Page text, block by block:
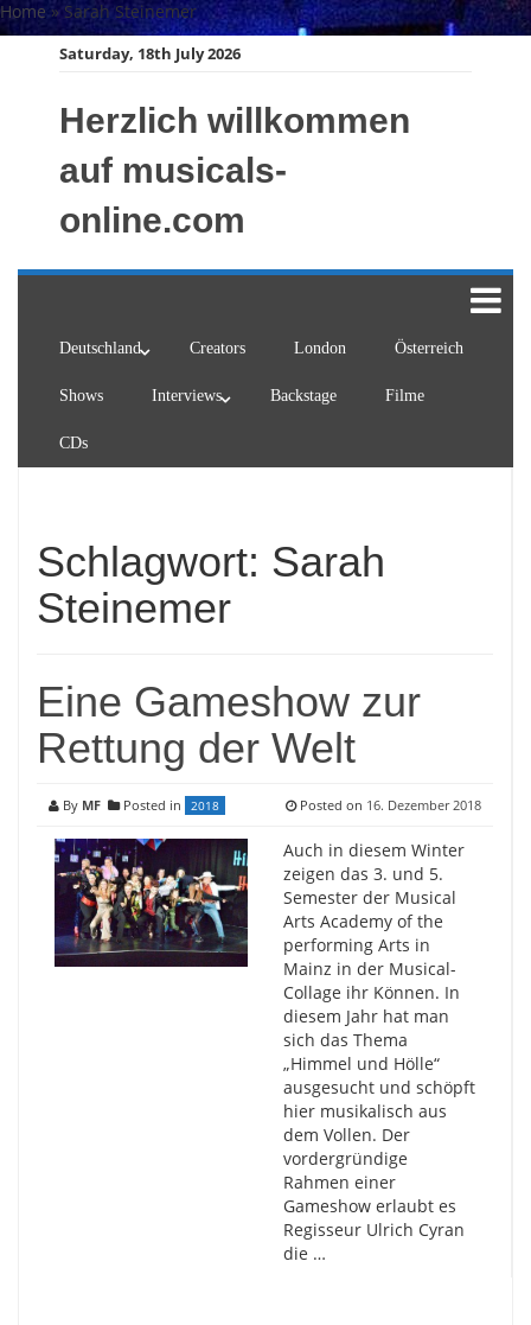
Skip
to
Home» Sarah Steinemer
Saturday, 18th July 2026
Herzlich willkommen
auf musicals-
online.com
Deutschland Creators London Österreich
Shows Interviews Backstage Filme
CDs
Schlagwort: Sarah
Steinemer
Eine Gameshow zur
Rettung der Welt
By MF Posted in 2018 Posted on 16. Dezember 2018
Auch in diesem Winter
zeigen das 3. und 5.
Semester der Musical
Arts Academy of the
performing Arts in
Mainz in der Musical-
Collage ihr Können. In
diesem Jahr hat man
sich das Thema
„Himmel und Hölle“
ausgesucht und schöpft
hier musikalisch aus
dem Vollen. Der
vordergründige
Rahmen einer
Gameshow erlaubt es
Regisseur Ulrich Cyran
die …